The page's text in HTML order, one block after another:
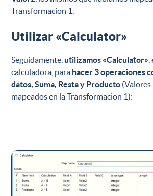
Transformacion 1.
Utilizar «Calculator»
Seguidamente,utilizamos «Calculator»
calculadora, para hacer 3 operaciones
datos, Suma, Resta y Producto
mapeados en la Transformacion 1):